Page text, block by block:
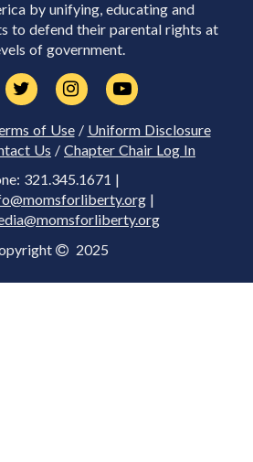
by unifying, educating and
to defend their parental rights at
of government.
of Use/ Uniform Disclosure
Us / Chapter Chair Log In
321.345.1671 |
|
2025